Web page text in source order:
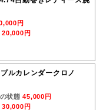
円
20,000円
ルカレンダークロノ
の状態45,000円
30,000円